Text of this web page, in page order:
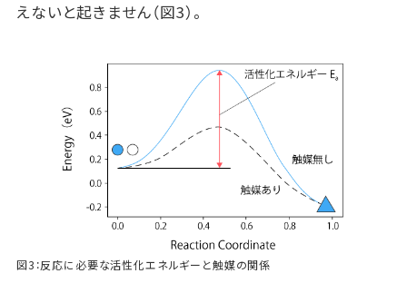
えないと起きません（図3）。
図3：反応に必要な活性化エネルギーと触媒の関係